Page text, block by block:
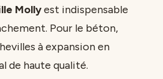
Mollyest indispensable
Pour le béton,
à expansion en
de haute qualité.